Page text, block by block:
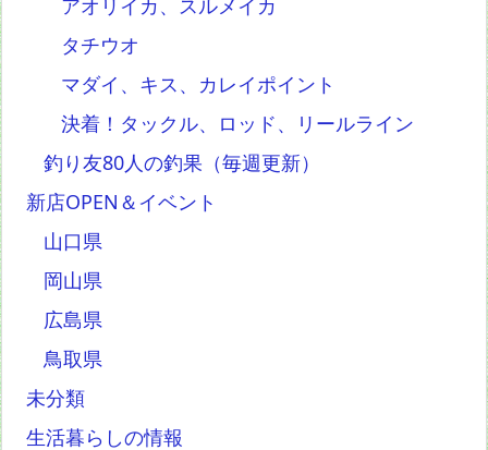
アオリイカ、スルメイカ
タチウオ
マダイ、キス、カレイポイント
決着！タックル、ロッド、リールライン
釣り友80人の釣果（毎週更新）
新店OPEN＆イベント
山口県
岡山県
広島県
鳥取県
未分類
生活暮らしの情報